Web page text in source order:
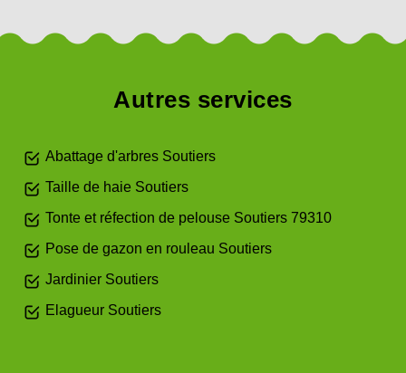
Autres services
Abattage d'arbres Soutiers
Taille de haie Soutiers
Tonte et réfection de pelouse Soutiers 79310
Pose de gazon en rouleau Soutiers
Jardinier Soutiers
Elagueur Soutiers